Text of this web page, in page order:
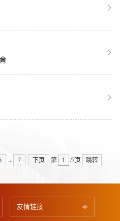
... 7 下页 第 /7页 跳转
友情链接